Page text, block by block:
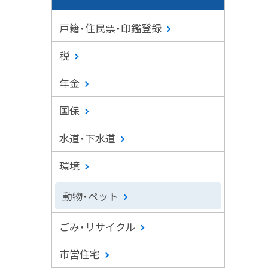
戸籍・住民票・印鑑登録
税
年金
国保
水道・下水道
環境
動物・ペット
ごみ・リサイクル
市営住宅